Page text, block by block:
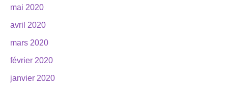
mai 2020
avril 2020
mars 2020
février 2020
janvier 2020